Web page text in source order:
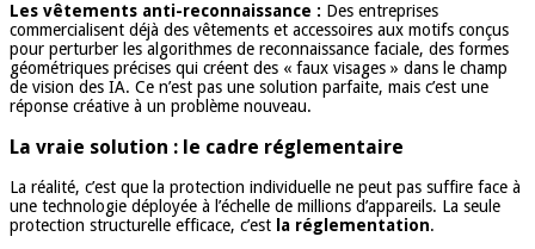
Les vêtements anti-reconnaissance : Des entreprises
commercialisent déjà des vêtements et accessoires aux motifs conçus
pour perturber les algorithmes de reconnaissance faciale, des formes
géométriques précises qui créent des « faux visages » dans le champ
de vision des IA. Ce n’est pas une solution parfaite, mais c’est une
réponse créative à un problème nouveau.
La vraie solution : le cadre réglementaire
La réalité, c’est que la protection individuelle ne peut pas suffire face à
une technologie déployée à l’échelle de millions d’appareils. La seule
protection structurelle efficace, c’est la réglementation.